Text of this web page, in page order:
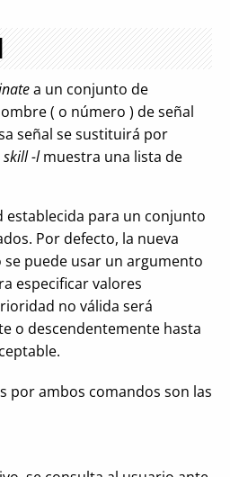
a un conjunto de
( o número ) de señal
señal se sustituirá por
skill -lmuestra una lista de
para un conjunto
Por defecto, la nueva
se puede usar un argumento
especificar valores
no válida será
o descendentemente hasta
por ambos comandos son las